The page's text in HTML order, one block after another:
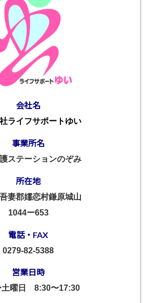
会社名
ライフサポートゆい
事業所名
ステーションのぞみ
所在地
妻郡嬬恋村鎌原城山
1044ー653
電話・FAX
0279-82-5388
営業日時
土曜日 8:30〜17:30